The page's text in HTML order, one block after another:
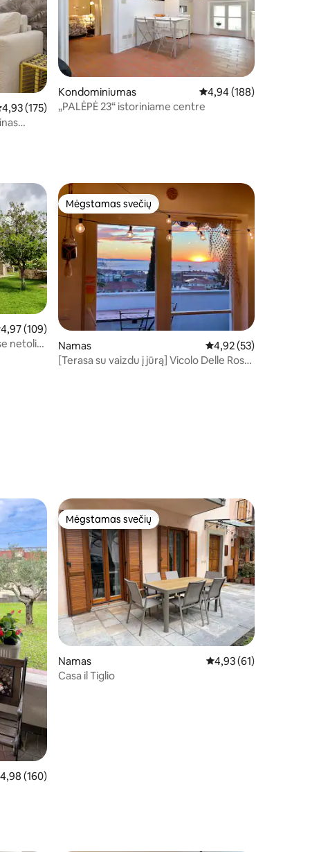
įvertinimas: 4,93 iš 5, atsiliepimų: 175
4,93 (175)
Kondominiumas Vidutinis įvertinimas:
4,94 (188)
„PALĖPĖ 23“ istoriniame centre
įvertinimas: 4,97 iš 5, atsiliepimų: 109
4,97 (109)
netoli
Mėgstamas svečių
Mėgstamas svečių
Namas Vidutinis įvertinimas:
4,92 (53)
[Terasa su vaizdu į jūrą] Vicolo Delle Rose
įvertinimas: 4,98 iš 5, atsiliepimų: 160
4,98 (160)
Mėgstamas svečių
Mėgstamas svečių
Namas Vidutinis įvertinimas:
4,93 (61)
Casa il Tiglio